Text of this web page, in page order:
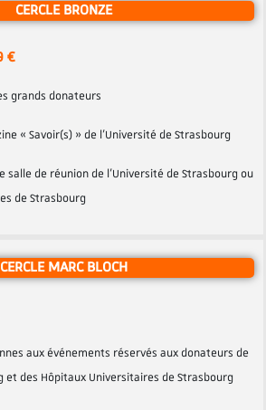
CERCLE BRONZE
€
grands donateurs
« Savoir(s) » de l’Université de Strasbourg
salle de réunion de l’Université de Strasbourg ou
de Strasbourg
CERCLE MARC BLOCH
aux événements réservés aux donateurs de
et des Hôpitaux Universitaires de Strasbourg